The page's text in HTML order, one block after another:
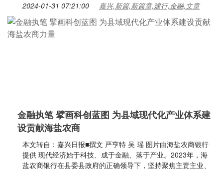
2024-01-31 07:21:00 嘉兴,新篇,新篇章,建行,金融,文章
金融执笔 擘画科创蓝图 为县域现代化产业体系建
设贡献海盐农商
本文转自：嘉兴日报■撰文 严亨特 吴 瑶 图片由海盐农商银行
提供 现代经济始于科技、成于金融、落于产业。2023年，海
盐农商银行在县委县政府的正确领导下，坚持聚焦主责主业、